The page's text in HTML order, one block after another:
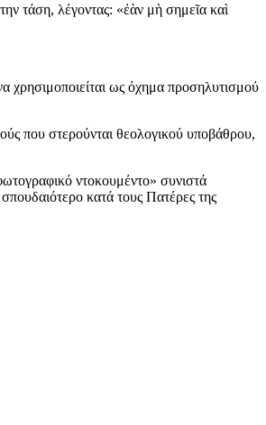
τάση, λέγοντας: «ἐὰν μὴ σημεῖα καὶ
χρησιμοποιείται ως όχημα προσηλυτισμού
που στερούνται θεολογικού υποβάθρου,
ντοκουμέντο» συνιστά
κατά τους Πατέρες της